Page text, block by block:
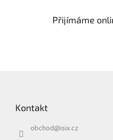
Přijímáme
Kontakt
obchod@isix.cz